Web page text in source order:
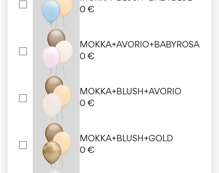
0 €
MOKKA+AVORIO+BABYROSA
0 €
MOKKA+BLUSH+AVORIO
0 €
MOKKA+BLUSH+GOLD
0 €